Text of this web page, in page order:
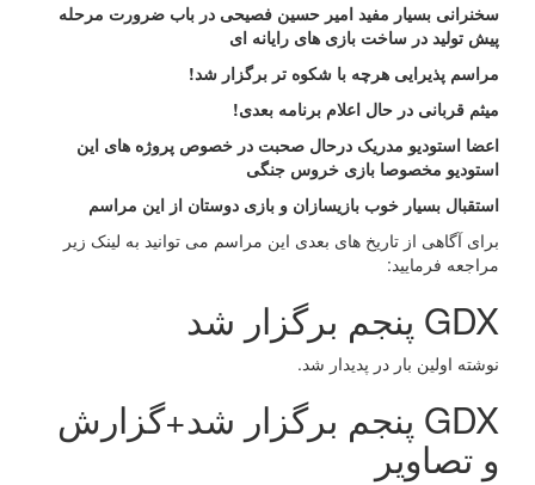
سخنرانی بسیار مفید امیر حسین فصیحی در باب ضرورت مرحله
پیش تولید در ساخت بازی های رایانه ای
مراسم پذیرایی هرچه با شکوه تر برگزار شد!
میثم قربانی در حال اعلام برنامه بعدی!
اعضا استودیو مدریک درحال صحبت در خصوص پروژه های این
استودیو مخصوصا بازی خروس جنگی
استقبال بسیار خوب بازیسازان و بازی دوستان از این مراسم
برای آگاهی از تاریخ های بعدی این مراسم می توانید به لینک زیر
مراجعه فرمایید:
GDX پنجم برگزار شد
نوشته اولین بار در پدیدار شد.
GDX پنجم برگزار شد+گزارش
و تصاویر